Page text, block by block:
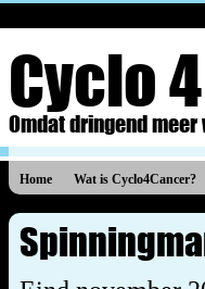
Cyclo
Omdat dringend
Home Wat is Cyclo4Cancer?